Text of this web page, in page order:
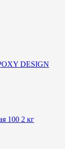
DESIGN
100 2 кг